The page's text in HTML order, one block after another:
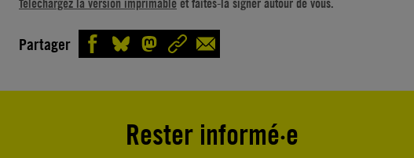
La crainte de voir le COVID-19 se propager dans les prisons
égyptiennes surpeuplées et insalubres grandit. Les personnes
Téléchargez la version imprimable et faites-la signer autour de vous.
Partager
Rester informé·e